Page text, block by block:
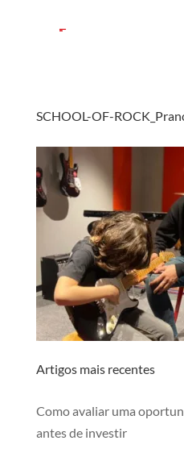
SCHOOL-OF-
Artigos mais recentes
Como avaliar uma
antes de investir